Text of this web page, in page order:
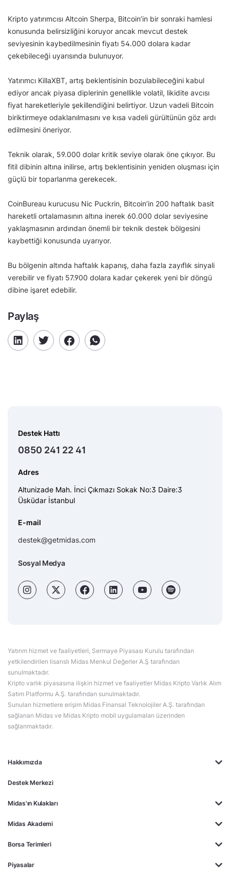
Kripto yatırımcısı Altcoin Sherpa, Bitcoin’in bir sonraki hamlesi
konusunda belirsizliğini koruyor ancak mevcut destek
seviyesinin kaybedilmesinin fiyatı 54.000 dolara kadar
çekebileceği uyarısında bulunuyor.
Yatırımcı KillaXBT, artış beklentisinin bozulabileceğini kabul
ediyor ancak piyasa diplerinin genellikle volatil, likidite avcısı
fiyat hareketleriyle şekillendiğini belirtiyor. Uzun vadeli Bitcoin
biriktirmeye odaklanılmasını ve kısa vadeli gürültünün göz ardı
edilmesini öneriyor.
Teknik olarak, 59.000 dolar kritik seviye olarak öne çıkıyor. Bu
fitil dibinin altına inilirse, artış beklentisinin yeniden oluşması için
güçlü bir toparlanma gerekecek.
CoinBureau kurucusu Nic Puckrin, Bitcoin’in 200 haftalık basit
hareketli ortalamasının altına inerek 60.000 dolar seviyesine
yaklaşmasının ardından önemli bir teknik destek bölgesini
kaybettiği konusunda uyarıyor.
Bu bölgenin altında haftalık kapanış, daha fazla zayıflık sinyali
verebilir ve fiyatı 57.900 dolara kadar çekerek yeni bir döngü
dibine işaret edebilir.
Paylaş
Hakkımızda
Destek Merkezi
Midas'ın Kulakları
Midas Akademi
Borsa Terimleri
Piyasalar
Destek Hattı
0850 241 22 41
Adres
Altunizade Mah. İnci Çıkmazı Sokak No:3 Daire:3
Üsküdar İstanbul
E-mail
destek@getmidas.com
Sosyal Medya
Yatırım hizmet ve faaliyetleri, Sermaye Piyasası Kurulu tarafından
yetkilendirilen lisanslı Midas Menkul Değerler A.Ş tarafından
sunulmaktadır.
Kripto varlık piyasasına ilişkin hizmet ve faaliyetler Midas Kripto Varlık Alım
Satım Platformu A.Ş. tarafından sunulmaktadır.
Sunulan hizmetlere erişim Midas Finansal Teknolojiler A.Ş. tarafından
sağlanan Midas ve Midas Kripto mobil uygulamaları üzerinden
sağlanmaktadır.